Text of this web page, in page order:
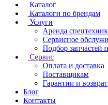
Каталог
Каталоги по брендам
Услуги
Аренда
Сервисное
Подбор запчастей
Сервис
Оплата и доставка
Поставщикам
Гарантии и возврат
Блог
Контакты